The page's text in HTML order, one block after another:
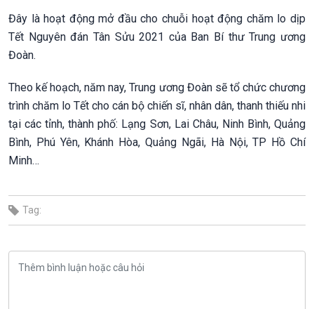
Đây là hoạt động mở đầu cho chuỗi hoạt động chăm lo dịp
Tết Nguyên đán Tân Sửu 2021 của Ban Bí thư Trung ương
Đoàn.
Theo kế hoạch, năm nay, Trung ương Đoàn sẽ tổ chức chương
trình chăm lo Tết cho cán bộ chiến sĩ, nhân dân, thanh thiếu nhi
tại các tỉnh, thành phố: Lạng Sơn, Lai Châu, Ninh Bình, Quảng
Bình, Phú Yên, Khánh Hòa, Quảng Ngãi, Hà Nội, TP Hồ Chí
Minh…
Tag: